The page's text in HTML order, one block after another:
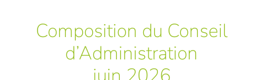
Composition du Conseil
d’Administration